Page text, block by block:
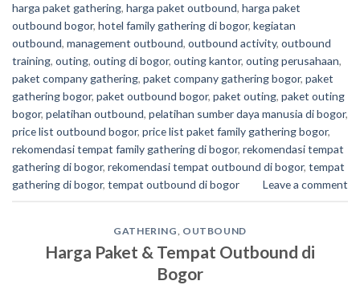
harga paket gathering, harga paket outbound, harga paket
outbound bogor, hotel family gathering di bogor, kegiatan
outbound, management outbound, outbound activity, outbound
training, outing, outing di bogor, outing kantor, outing perusahaan,
paket company gathering, paket company gathering bogor, paket
gathering bogor, paket outbound bogor, paket outing, paket outing
bogor, pelatihan outbound, pelatihan sumber daya manusia di bogor,
price list outbound bogor, price list paket family gathering bogor,
rekomendasi tempat family gathering di bogor, rekomendasi tempat
gathering di bogor, rekomendasi tempat outbound di bogor, tempat
gathering di bogor, tempat outbound di bogor Leave a comment
GATHERING OUTBOUND
Harga Paket & Tempat Outbound di
Bogor